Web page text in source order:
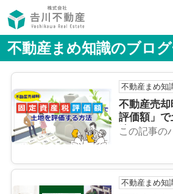
不動産まめ知識のブロ
不動産まめ知
不動産売
評価額」
法
この記事の
不動産まめ知